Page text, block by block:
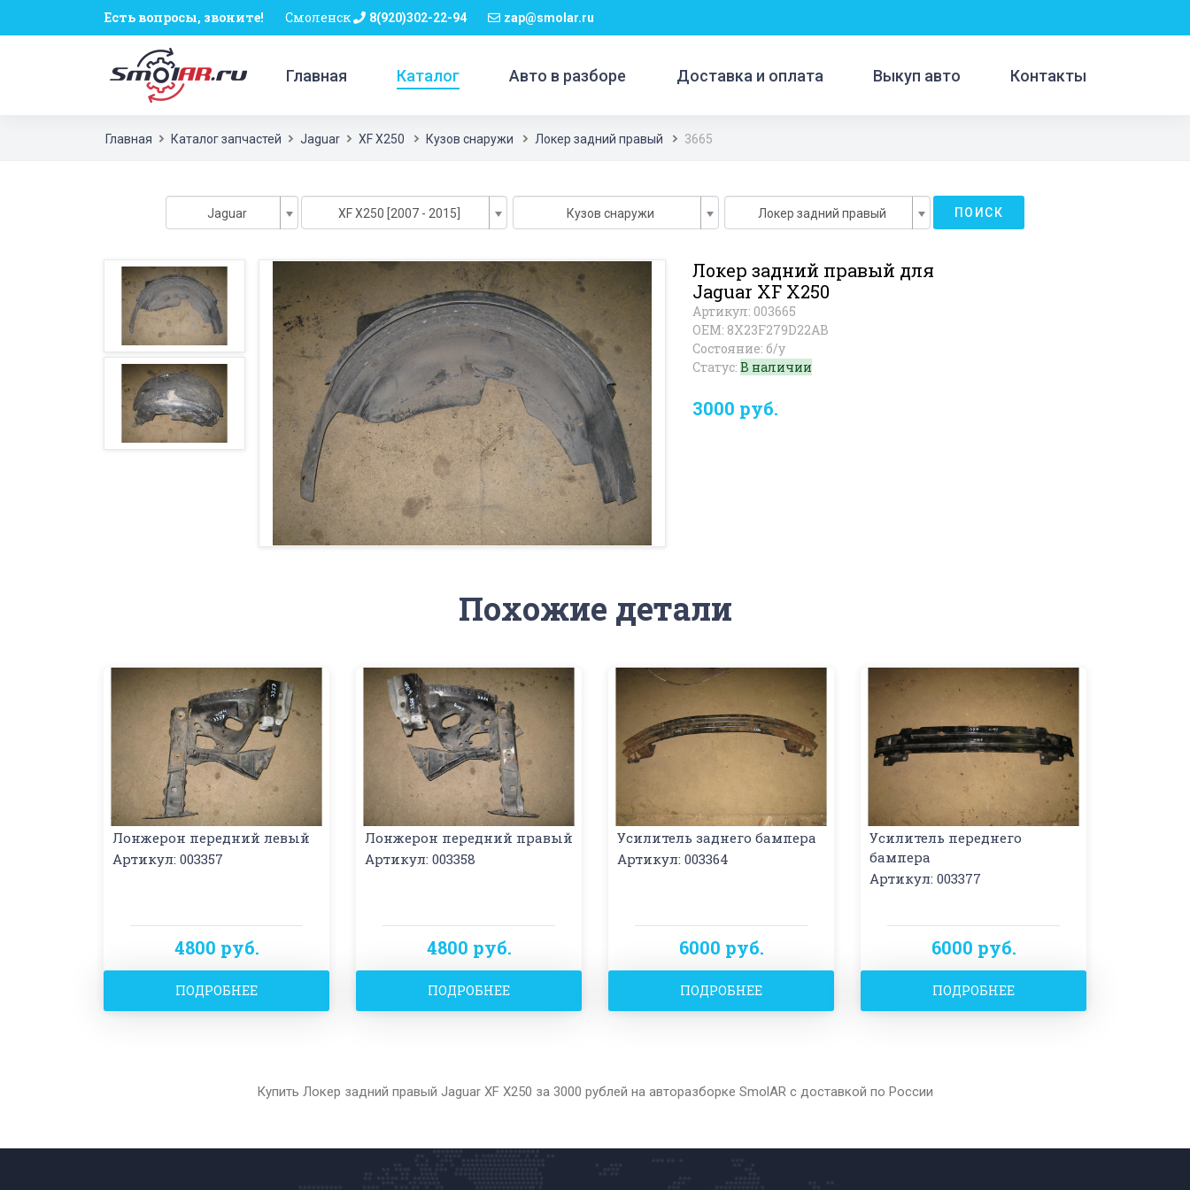
Есть вопросы, звоните! Смоленск 8(920)302-22-94 zap@smolar.ru
Главная Каталог Авто в разборе Доставка и оплата Выкуп авто Контакты
Главная Каталог запчастей Jaguar XF X250 Кузов снаружи Локер задний правый 3665
Jaguar XF X250 [2007 - 2015] Кузов снаружи Локер задний правый ПОИСК
Локер задний правый для
Jaguar XF X250
Артикул: 003665
OEM: 8X23F279D22AB
Состояние: б/у
Статус: В наличии
3000 руб.
Похожие детали
Лонжерон передний левый
Артикул: 003357
4800 руб.
ПОДРОБНЕЕ
Лонжерон передний правый
Артикул: 003358
4800 руб.
ПОДРОБНЕЕ
Усилитель заднего бампера
Артикул: 003364
6000 руб.
ПОДРОБНЕЕ
Усилитель переднего
бампера
Артикул: 003377
6000 руб.
ПОДРОБНЕЕ
Купить Локер задний правый Jaguar XF X250 за 3000 рублей на авторазборке SmolAR с доставкой по России